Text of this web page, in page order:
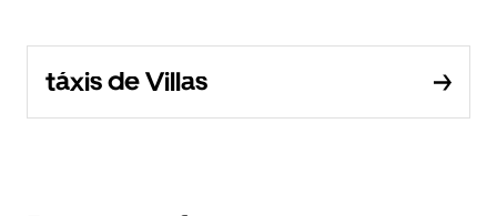
táxis de Villas